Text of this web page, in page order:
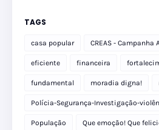
TAGS
casa popular CREAS - Campanha
eficiente financeira
fundamental moradia digna!
Polícia-Segurança-Investigação-
delegacia
População Que emoção! Que